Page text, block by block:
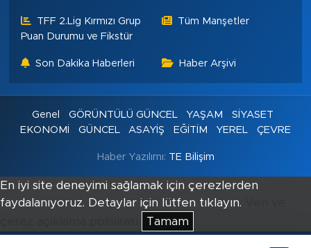
TFF 2.Lig Kırmızı Grup
Puan Durumu ve Fikstür
Tüm Manşetler
Son Dakika Haberleri Haber Arşivi
Genel GÖRÜNTÜLÜ GÜNCEL YAŞAM
SİYASET
EKONOMİ
GÜNCEL ASAYİŞ EĞİTİM YEREL ÇEVRE
Haber Yazılımı: TE Bilişim
En iyi site deneyimi sağlamak için çerezlerden
faydalanıyoruz. Detaylar için lütfen tıklayın.
Tamam